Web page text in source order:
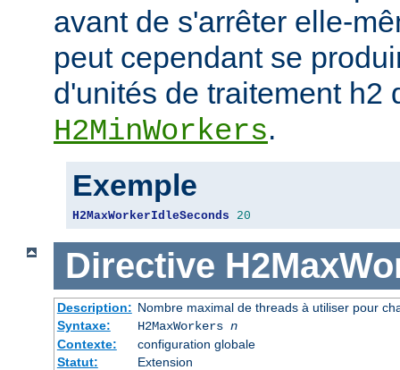
avant de s'arrêter elle-
peut cependant se
d'unités de traitement h2
H2MinWorkers.
Exemple
H2MaxWorkerIdleSeconds 20
Directive
Description: Nombre maximal de threads à utiliser pour
Syntaxe:
H2MaxWorkers n
Contexte:
configuration globale
Statut:
Extension